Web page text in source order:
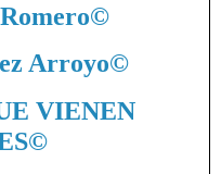
©
Arroyo©
VIENEN
©